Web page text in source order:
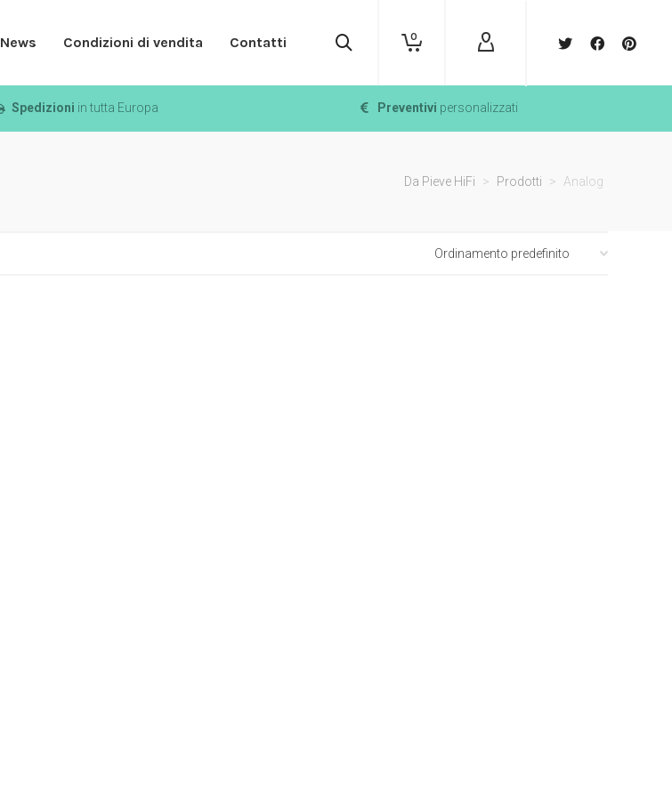
News Condizioni di vendita Contatti 0
Spedizioni in tutta Europa Preventivi personalizzati
Da Pieve HiFi > Prodotti > Analog